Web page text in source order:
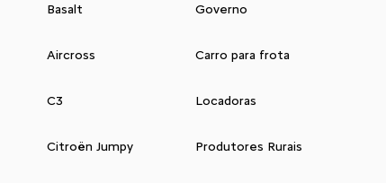
Basalt
Aircross
C3
Citroën Jumpy
Governo
Carro para frota
Locadoras
Produtores Rurais